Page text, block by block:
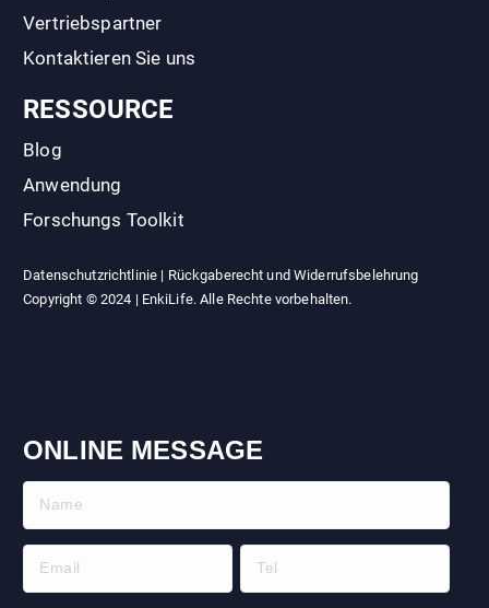
Vertriebspartner
Kontaktieren Sie uns
RESSOURCE
Blog
Anwendung
Forschungs Toolkit
Datenschutzrichtlinie | Rückgaberecht und Widerrufsbelehrung
Copyright © 2024 | EnkiLife. Alle Rechte vorbehalten.
ONLINE MESSAGE